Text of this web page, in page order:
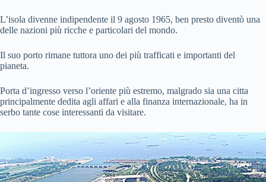
L’isola divenne indipendente il 9 agosto 1965, ben presto diventò una
delle nazioni più ricche e particolari del mondo.
Il suo porto rimane tuttora uno dei più trafficati e importanti del
pianeta.
Porta d’ingresso verso l’oriente più estremo, malgrado sia una citta
principalmente dedita agli affari e alla finanza internazionale, ha in
serbo tante cose interessanti da visitare.